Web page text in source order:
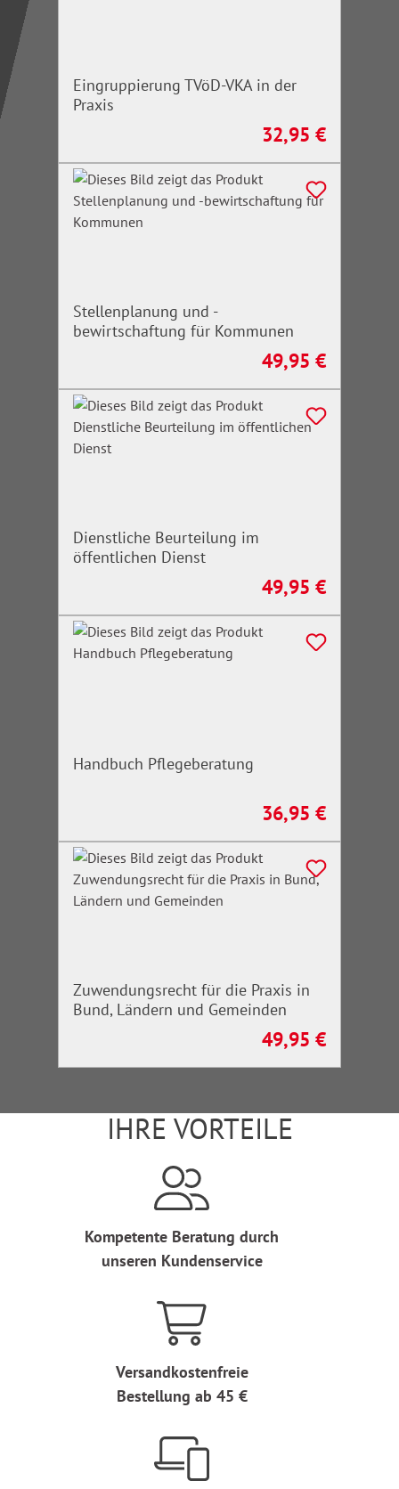
Eingruppierung TVöD-VKA in der
Praxis
Regulärer Preis:
32,95 €
Stellenplanung und -
bewirtschaftung für Kommunen
Regulärer Preis:
49,95 €
Dienstliche Beurteilung im
öffentlichen Dienst
Regulärer Preis:
49,95 €
Handbuch Pflegeberatung
Regulärer Preis:
36,95 €
Zuwendungsrecht für die Praxis in
Bund, Ländern und Gemeinden
Regulärer Preis:
49,95 €
IHRE VORTEILE
Kompetente Beratung durch
unseren Kundenservice
Versandkostenfreie
Bestellung ab 45 €